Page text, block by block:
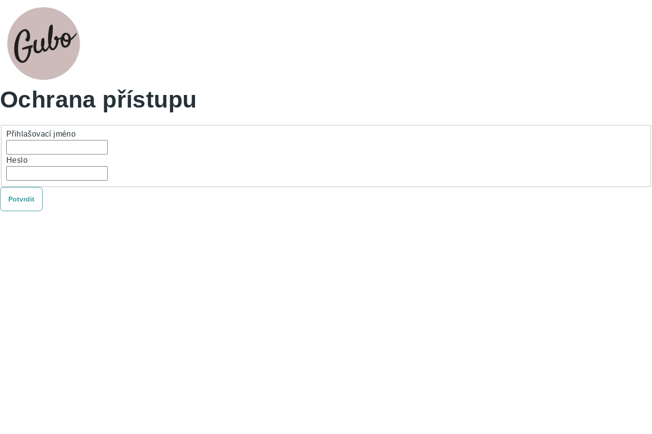
Ochrana přístupu
Přihlašovací jméno
Heslo
Potvrdit